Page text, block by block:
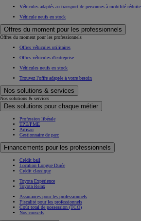
À partir de 23 350 € HT
Véhicules adaptés au transport de personnes à mobilité réduite
Véhicule neufs en stock
Offres du moment pour les professionnels
Offres du moment pour les professionnels
Offres véhicules utilitaires
Offres véhicules d'entreprise
Véhicules neufs en stock
Trouvez l'offre adaptée à votre besoin
Nos solutions & services
Nos solutions & services
Des solutions pour chaque métier
Profession libérale
TPE/PME
Artisan
Gestionnaire de parc
Financements pour les professionnels
Crédit bail
Location Longue Durée
Crédit classique
Toyota Expérience
Toyota Relax
Assurances pour les professionnels
Fiscalité pour les professionnels
Coût total de possession (TCO)
Nos conseils